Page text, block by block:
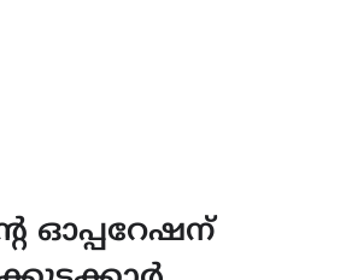
ഓപ്പറേഷന്